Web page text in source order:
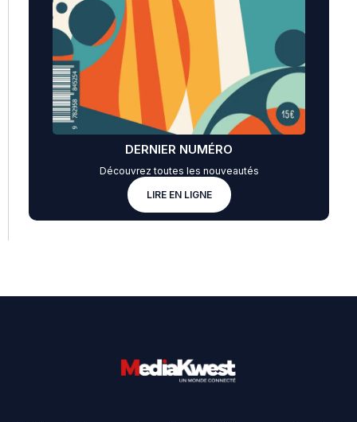
DERNIER NUMÉRO
Découvrez toutes les nouveautés
LIRE EN LIGNE